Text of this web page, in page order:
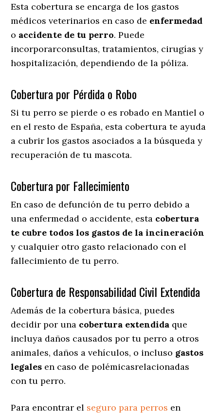
Esta cobertura se encarga de los gastos
médicos veterinarios en caso de enfermedad
o accidente de tu perro. Puede
incorporarconsultas, tratamientos, cirugías y
hospitalización, dependiendo de la póliza.
Cobertura por Pérdida o Robo
Si tu perro se pierde o es robado en Mantiel o
en el resto de España, esta cobertura te ayuda
a cubrir los gastos asociados a la búsqueda y
recuperación de tu mascota.
Cobertura por Fallecimiento
En caso de defunción de tu perro debido a
una enfermedad o accidente, esta cobertura
te cubre todos los gastos de la incineración
y cualquier otro gasto relacionado con el
fallecimiento de tu perro.
Cobertura de Responsabilidad Civil Extendida
Además de la cobertura básica, puedes
decidir por una cobertura extendida que
incluya daños causados por tu perro a otros
animales, daños a vehículos, o incluso gastos
legales en caso de polémicasrelacionadas
con tu perro.
Para encontrar el seguro para perros en